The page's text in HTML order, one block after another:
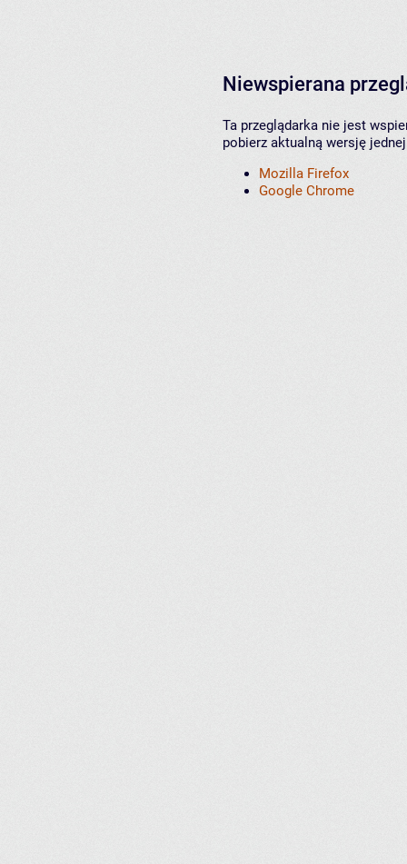
Niewspierana
Ta przeglądarka nie jest
pobierz aktualną wersję
Mozilla Firefox
Google Chrome